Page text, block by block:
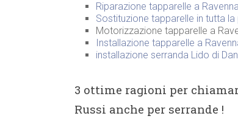
Riparazione tapparelle a Ravenna
Sostituzione tapparelle in tutta la
Motorizzazione tapparelle a
Installazione tapparelle a
installazione serranda Lido di
3 ottime ragioni per
Russi anche per serrande !